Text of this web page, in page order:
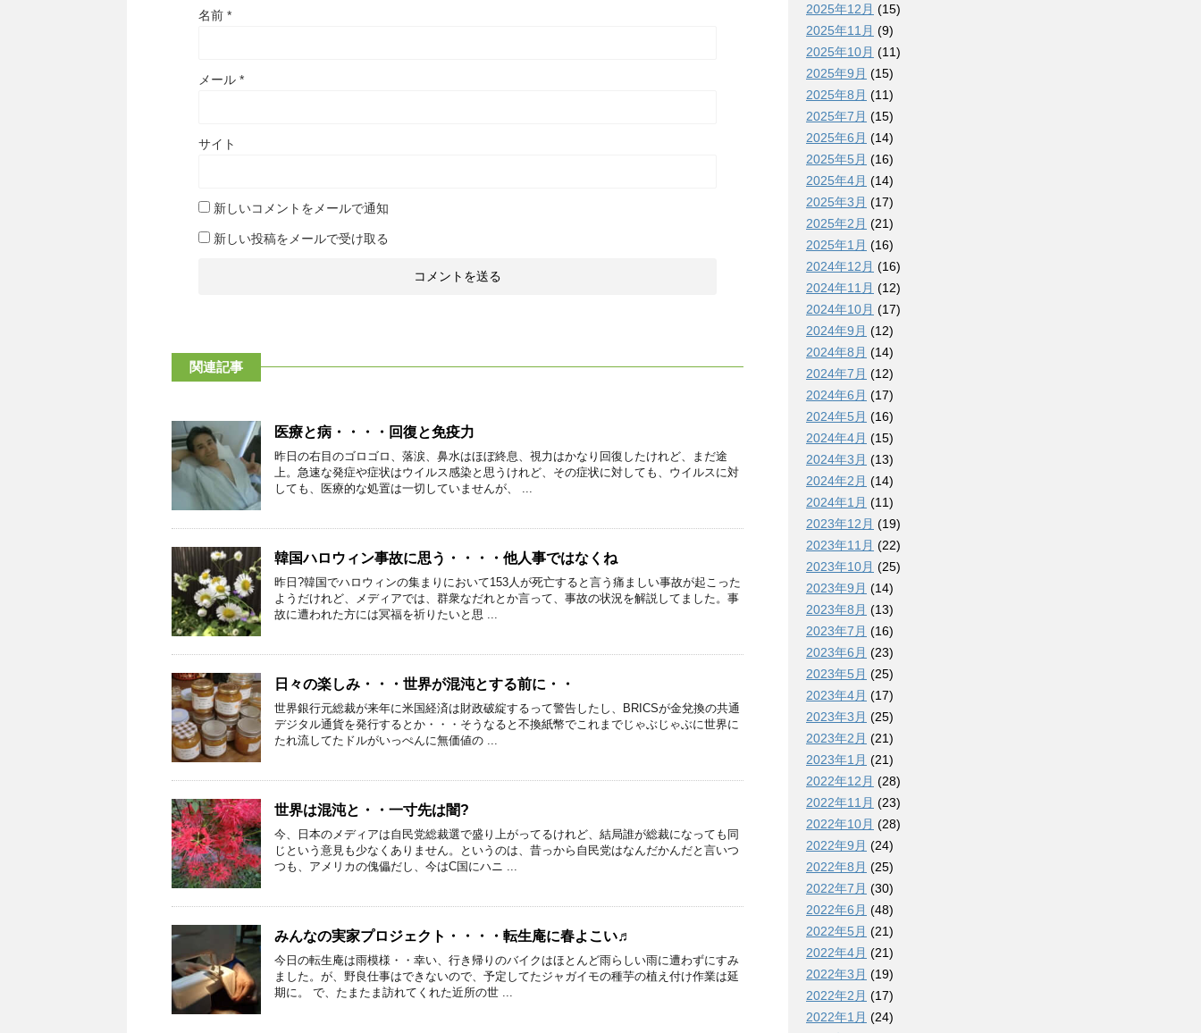
名前 *
メール *
サイト
新しいコメントをメールで通知
新しい投稿をメールで受け取る
関連記事
医療と病・・・・回復と免疫力
昨日の右目のゴロゴロ、落涙、鼻水はほぼ終息、視力はかなり回復したけれど、まだ途
上。急速な発症や症状はウイルス感染と思うけれど、その症状に対しても、ウイルスに対
しても、医療的な処置は一切していませんが、 ...
韓国ハロウィン事故に思う・・・・他人事ではなくね
昨日?韓国でハロウィンの集まりにおいて153人が死亡すると言う痛ましい事故が起こった
ようだけれど、メディアでは、群衆なだれとか言って、事故の状況を解説してました。事
故に遭われた方には冥福を祈りたいと思 ...
日々の楽しみ・・・世界が混沌とする前に・・
世界銀行元総裁が来年に米国経済は財政破綻するって警告したし、BRICSが金兌換の共通
デジタル通貨を発行するとか・・・そうなると不換紙幣でこれまでじゃぶじゃぶに世界に
たれ流してたドルがいっぺんに無価値の ...
世界は混沌と・・一寸先は闇?
今、日本のメディアは自民党総裁選で盛り上がってるけれど、結局誰が総裁になっても同
じという意見も少なくありません。というのは、昔っから自民党はなんだかんだと言いつ
つも、アメリカの傀儡だし、今はC国にハニ ...
みんなの実家プロジェクト・・・・転生庵に春よこい♬
今日の転生庵は雨模様・・幸い、行き帰りのバイクはほとんど雨らしい雨に遭わずにすみ
ました。が、野良仕事はできないので、予定してたジャガイモの種芋の植え付け作業は延
期に。 で、たまたま訪れてくれた近所の世 ...
2025年12月 (15)
2025年11月 (9)
2025年10月 (11)
2025年9月 (15)
2025年8月 (11)
2025年7月 (15)
2025年6月 (14)
2025年5月 (16)
2025年4月 (14)
2025年3月 (17)
2025年2月 (21)
2025年1月 (16)
2024年12月 (16)
2024年11月 (12)
2024年10月 (17)
2024年9月 (12)
2024年8月 (14)
2024年7月 (12)
2024年6月 (17)
2024年5月 (16)
2024年4月 (15)
2024年3月 (13)
2024年2月 (14)
2024年1月 (11)
2023年12月 (19)
2023年11月 (22)
2023年10月 (25)
2023年9月 (14)
2023年8月 (13)
2023年7月 (16)
2023年6月 (23)
2023年5月 (25)
2023年4月 (17)
2023年3月 (25)
2023年2月 (21)
2023年1月 (21)
2022年12月 (28)
2022年11月 (23)
2022年10月 (28)
2022年9月 (24)
2022年8月 (25)
2022年7月 (30)
2022年6月 (48)
2022年5月 (21)
2022年4月 (21)
2022年3月 (19)
2022年2月 (17)
2022年1月 (24)